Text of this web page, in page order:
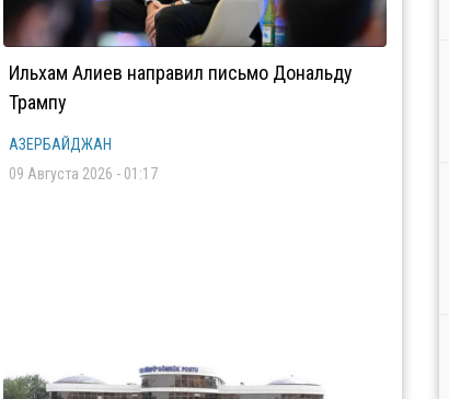
Ильхам Алиев направил письмо Дональду
Трампу
АЗЕРБАЙДЖАН
09 Августа 2026 - 01:17